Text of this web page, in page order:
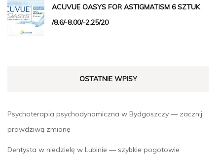
ACUVUE OASYS FOR ASTIGMATISM 6 SZTUK
/8.6/-8.00/-2.25/20
OSTATNIE WPISY
Psychoterapia psychodynamiczna w Bydgoszczy — zacznij
prawdziwą zmianę
Dentysta w niedzielę w Lubinie — szybkie pogotowie